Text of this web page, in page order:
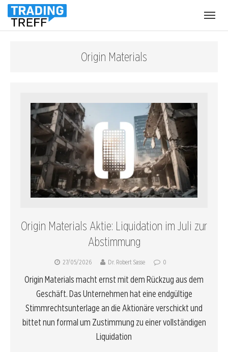
Origin Materials
Origin Materials Aktie: Liquidation im Juli zur
Abstimmung
27/05/2026 Dr. Robert Sasse 0
Origin Materials macht ernst mit dem Rückzug aus dem
Geschäft. Das Unternehmen hat eine endgültige
Stimmrechtsunterlage an die Aktionäre verschickt und
bittet nun formal um Zustimmung zu einer vollständigen
Liquidation